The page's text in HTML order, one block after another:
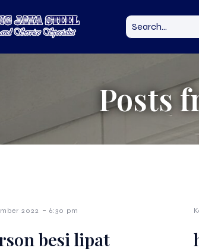
Posts
2022 - 6:30 pm
besi lipat